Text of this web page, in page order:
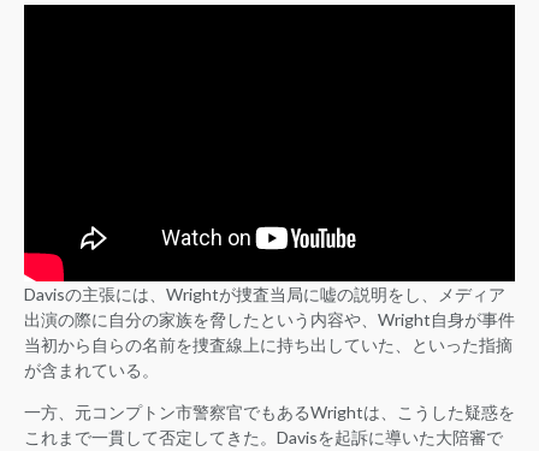
Davisの主張には、Wrightが捜査当局に嘘の説明をし、メディア
出演の際に自分の家族を脅したという内容や、Wright自身が事件
当初から自らの名前を捜査線上に持ち出していた、といった指摘
が含まれている。
一方、元コンプトン市警察官でもあるWrightは、こうした疑惑を
これまで一貫して否定してきた。Davisを起訴に導いた大陪審で